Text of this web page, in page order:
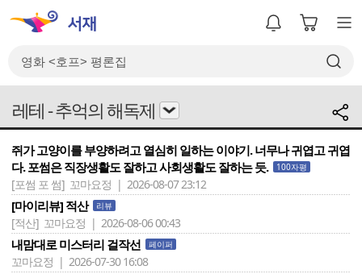
레테 - 추억의 해독제
쥐가 고양이를 부양하려고 열심히 일하는 이야기. 너무나 귀엽고 귀엽
다. 포썸은 직장생활도 잘하고 사회생활도 잘하는 듯.
100자평
[포썸 포 썸] 꼬마요정 | 2026-08-07 23:12
[마이리뷰] 적산 리뷰
[적산] 꼬마요정 | 2026-08-06 00:43
내맘대로 미스터리 걸작선 페이퍼
꼬마요정 | 2026-07-30 16:08